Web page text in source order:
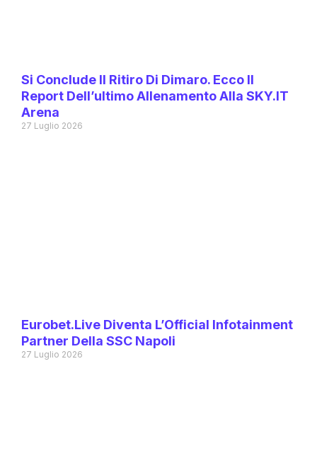
Si Conclude Il Ritiro Di Dimaro. Ecco Il
Report Dell’ultimo Allenamento Alla SKY.IT
Arena
27 Luglio 2026
Eurobet.live Diventa L’Official Infotainment
Partner Della SSC Napoli
27 Luglio 2026